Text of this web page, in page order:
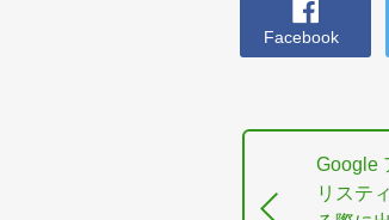
Facebook
Google
リステ